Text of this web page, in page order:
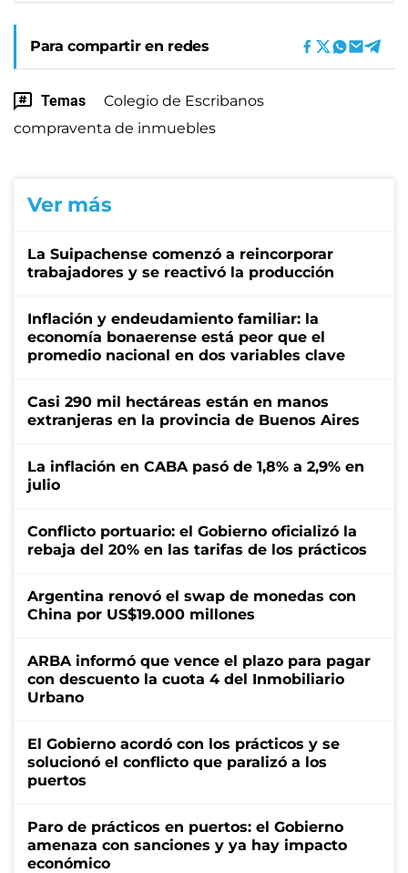
Para compartir en redes
Temas
Colegio de Escribanos
compraventa de inmuebles
Ver más
La Suipachense comenzó a reincorporar
trabajadores y se reactivó la producción
Inflación y endeudamiento familiar: la
economía bonaerense está peor que el
promedio nacional en dos variables clave
Casi 290 mil hectáreas están en manos
extranjeras en la provincia de Buenos Aires
La inflación en CABA pasó de 1,8% a 2,9% en
julio
Conflicto portuario: el Gobierno oficializó la
rebaja del 20% en las tarifas de los prácticos
Argentina renovó el swap de monedas con
China por US$19.000 millones
ARBA informó que vence el plazo para pagar
con descuento la cuota 4 del Inmobiliario
Urbano
El Gobierno acordó con los prácticos y se
solucionó el conflicto que paralizó a los
puertos
Paro de prácticos en puertos: el Gobierno
amenaza con sanciones y ya hay impacto
económico